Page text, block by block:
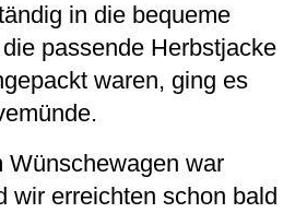
in die bequeme
passende Herbstjacke
waren, ging es
Wünschewagen war
wir erreichten schon bald